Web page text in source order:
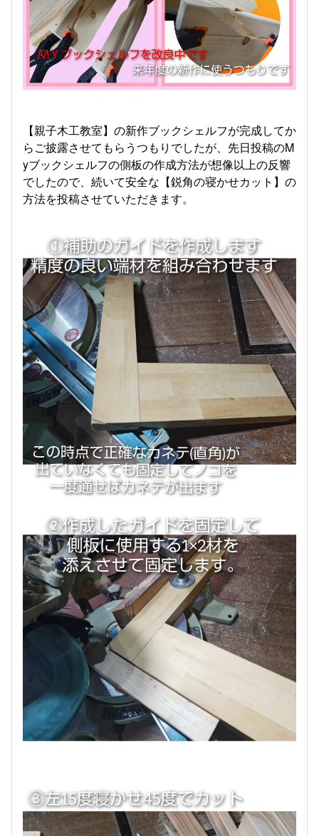
【親子木工教室】の新作ブックシェルフが完成してか
らご披露させてもらうつもりでしたが、先日投稿のM
yブックシェルフの側板の作成方法が想像以上の反響
でしたので、続いて安全な【鋭角の寝かせカット】の
方法を投稿させていただきます。